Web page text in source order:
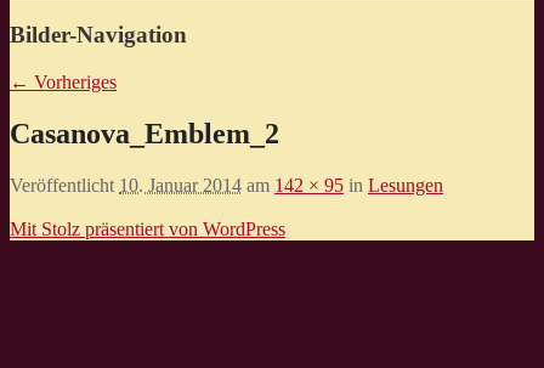
Bilder-Navigation
← Vorheriges
Casanova_Emblem_2
Veröffentlicht 10. Januar 2014 am 142 × 95 in Lesungen
Mit Stolz präsentiert von WordPress